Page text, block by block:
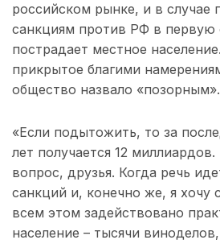
российском рынке, и в случае
санкциям против РФ в первую
пострадает местное
прикрытое благими
общество назвало «позорным».
«Если подытожить, то за
лет получается 12
вопрос, друзья. Когда речь
санкций и, конечно же, я хочу
всем этом задействовано
население – тысячи